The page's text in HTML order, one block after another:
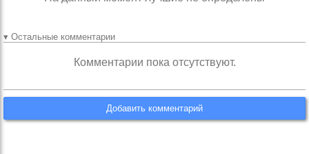
▾ Остальные комментарии
Комментарии пока отсутствуют.
Добавить комментарий